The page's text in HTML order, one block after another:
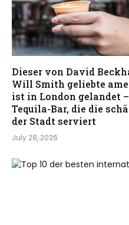
Dieser von David
Will Smith geliebte
ist in London gelandet
Tequila-Bar, die die
der Stadt serviert
July 28, 2026